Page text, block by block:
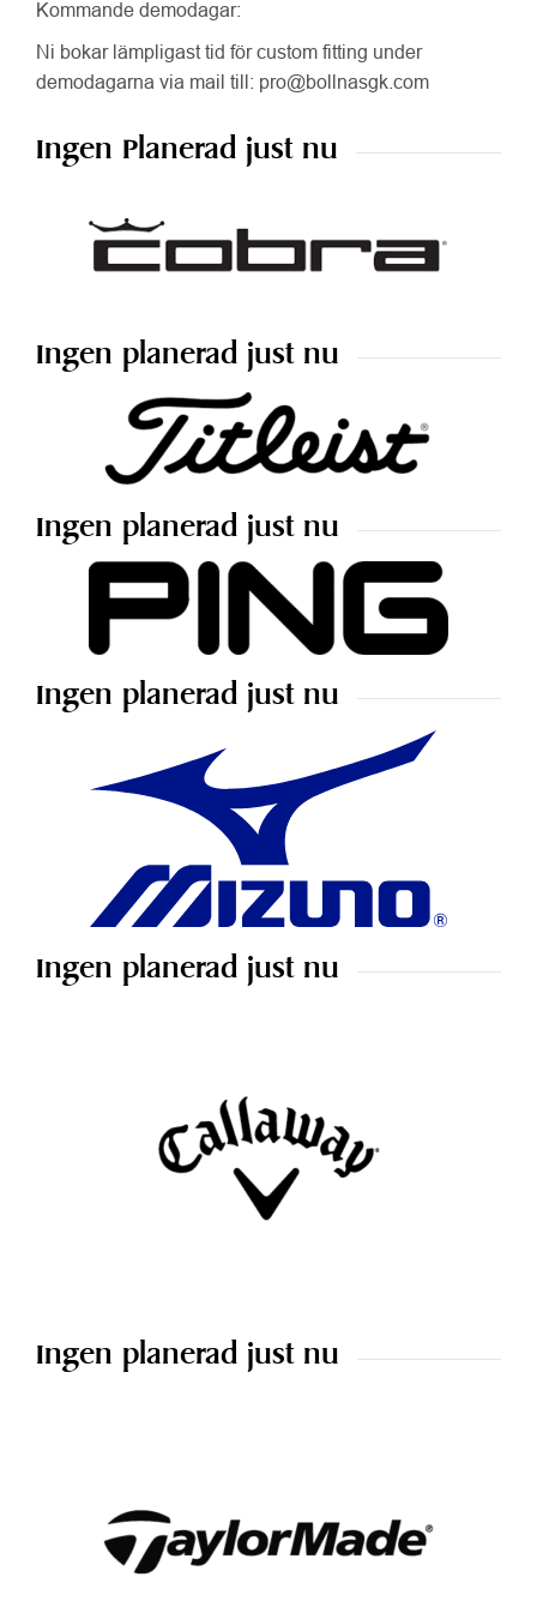
Kommande demodagar:
Ni bokar lämpligast tid för custom fitting under
demodagarna via mail till: pro@bollnasgk.com
Ingen Planerad just nu
Ingen planerad just nu
Ingen planerad just nu
Ingen planerad just nu
Ingen planerad just nu
Ingen planerad just nu